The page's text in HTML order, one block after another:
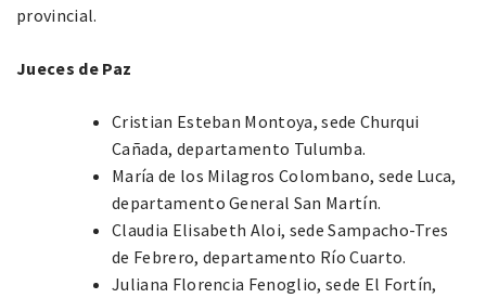
provincial.
Jueces de Paz
Cristian Esteban Montoya, sede Churqui
Cañada, departamento Tulumba.
María de los Milagros Colombano, sede Luca,
departamento General San Martín.
Claudia Elisabeth Aloi, sede Sampacho-Tres
de Febrero, departamento Río Cuarto.
Juliana Florencia Fenoglio, sede El Fortín,